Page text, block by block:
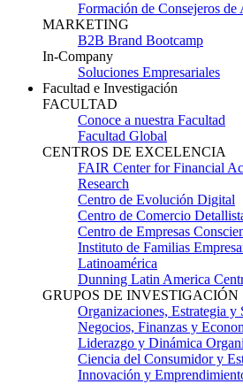
Formación de Consejeros
MARKETING
B2B Brand Bootcamp
In-Company
Soluciones Empresariales
Facultad e Investigación
FACULTAD
Conoce a nuestra Facultad
Facultad Global
CENTROS DE EXCELENCIA
FAIR Center for Financial
Research
Centro de Evolución Digital
Centro de Comercio
Centro de Empresas
Instituto de Familias
Latinoamérica
Dunning Latin America
GRUPOS DE INVESTIGACIÓN
Organizaciones, Estrategia y
Negocios, Finanzas y
Liderazgo y Dinámica
Ciencia del Consumidor y
Innovación y